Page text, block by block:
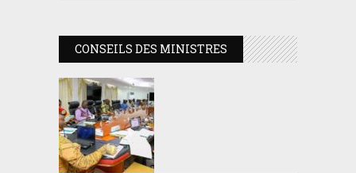
CONSEILS DES MINISTRES